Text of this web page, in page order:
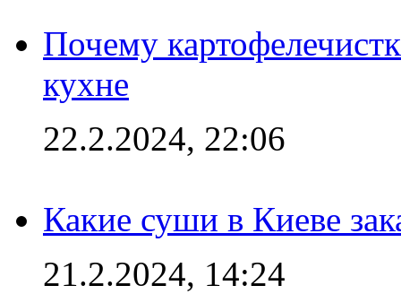
Почему
кухне
22.2.2024, 22:06
Какие суши в Киеве
21.2.2024, 14:24